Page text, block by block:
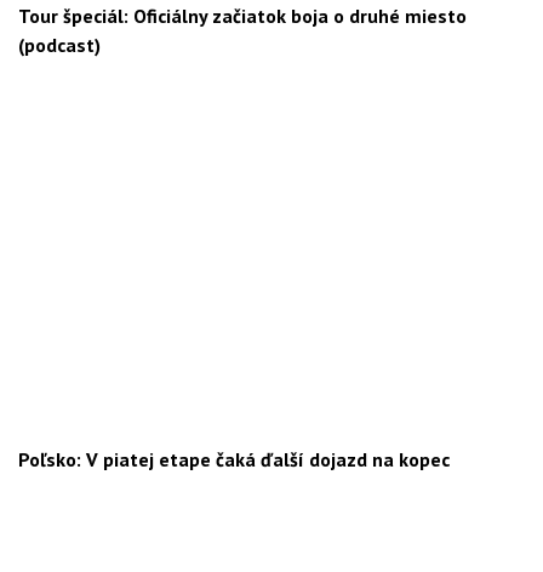
Tour špeciál: Oficiálny začiatok boja o druhé miesto
(podcast)
Poľsko: V piatej etape čaká ďalší dojazd na kopec